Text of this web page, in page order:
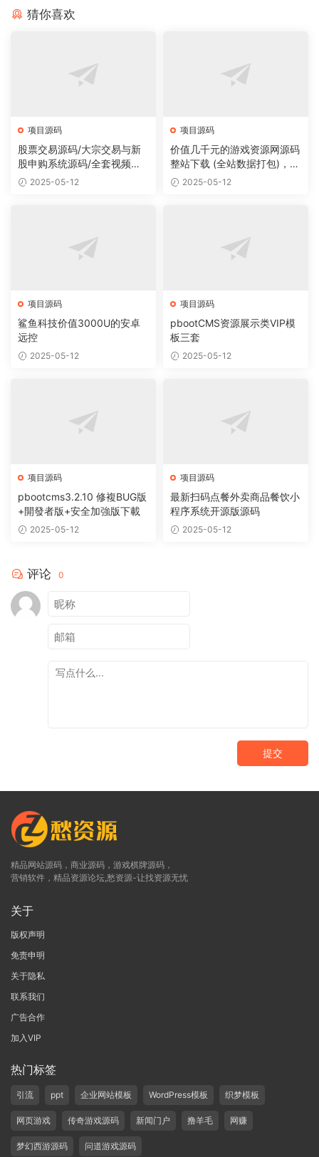
猜你喜欢
项目源码
股票交易源码/大宗交易与新
股申购系统源码/全套视频教
程 2025-05-12
项目源码
价值几千元的游戏资源网源码
整站下载 (全站数据打包)，数
据里面有200多个宝贝。
2025-05-12
项目源码
鲨鱼科技价值3000U的安卓
远控
2025-05-12
项目源码
pbootCMS资源展示类VIP模
板三套
2025-05-12
项目源码
pbootcms3.2.10 修複BUG版
+開發者版+安全加強版下載
2025-05-12
项目源码
最新扫码点餐外卖商品餐饮小
程序系统开源版源码
2025-05-12
评论 0
提交
精品网站源码，商业源码，游戏棋牌源码，
营销软件，精品资源论坛,愁资源-让找资源无忧
关于
版权声明
免责申明
关于隐私
联系我们
广告合作
加入VIP
热门标签
引流 ppt 企业网站模板 WordPress模板 织梦模板
网页游戏 传奇游戏源码 新闻门户 撸羊毛 网赚
梦幻西游源码 问道游戏源码